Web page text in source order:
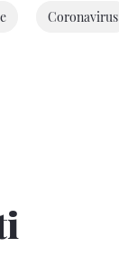
Coronavirus